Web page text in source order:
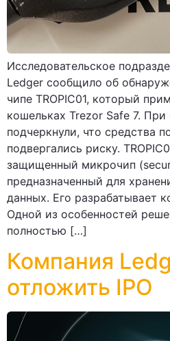
Исследовательское
Ledger сообщило об
чипе TROPIC01, который
кошельках Trezor Safe 7.
подчеркнули, что средства
подвергались риску.
защищенный микрочип
предназначенный для
данных. Его разрабатывает
Одной из особенностей
полностью […]
Компания
отложить IPO